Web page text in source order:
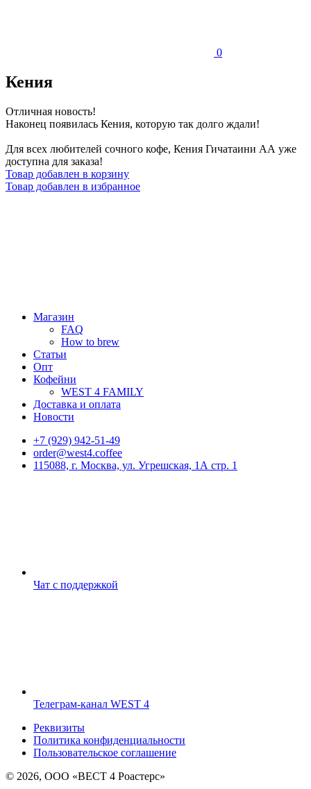
0
Кения
Отличная новость!
Наконец появилась Кения, которую так долго ждали!
Для всех любителей сочного кофе, Кения Гичатаини АА уже
доступна для заказа!
Товар добавлен в корзину
Товар добавлен в избранное
Магазин
FAQ
How to brew
Статьи
Опт
Кофейни
WEST 4 FAMILY
Доставка и оплата
Новости
+7 (929) 942-51-49
order@west4.coffee
115088, г. Москва, ул. Угрешская, 1А стр. 1
Чат с поддержкой
Телеграм-канал WEST 4
Реквизиты
Политика конфиденциальности
Пользовательское соглашение
© 2026, ООО «ВЕСТ 4 Роастерс»